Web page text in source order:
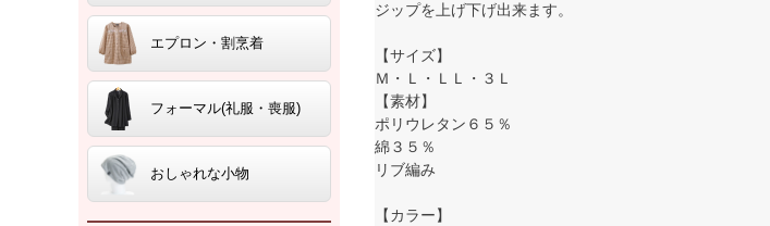
エプロン・割烹着
フォーマル(礼服・喪服)
おしゃれな小物
ジップを上げ下げ出来ます。
【サイズ】
Ｍ・Ｌ・ＬＬ・３Ｌ
【素材】
ポリウレタン６５％
綿３５％
リブ編み
【カラー】